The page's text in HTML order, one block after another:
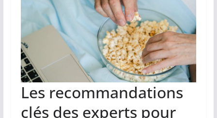
Les recommandations
clés des experts pour